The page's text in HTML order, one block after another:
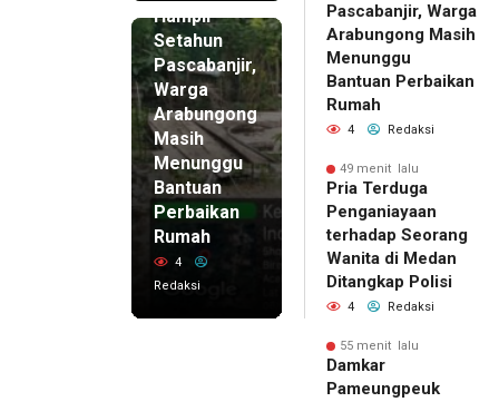
Hampir
Setahun
Pascabanjir,
Warga
Arabungong
Masih
Menunggu
Bantuan
Perbaikan
Rumah
4
Redaksi
Pascabanjir, Warga
Arabungong Masih
Menunggu
Bantuan Perbaikan
Rumah
4 Redaksi
49 menit lalu
Pria Terduga
Penganiayaan
terhadap Seorang
Wanita di Medan
Ditangkap Polisi
4 Redaksi
55 menit lalu
Damkar
Pameungpeuk